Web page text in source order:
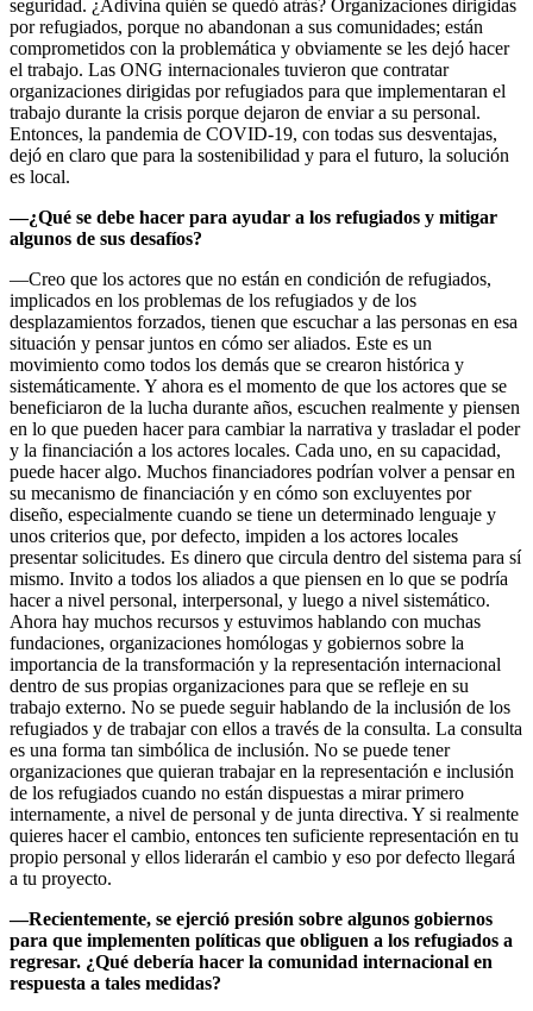
seguridad. ¿Adivina quién se quedó atrás? Organizaciones dirigidas
por refugiados, porque no abandonan a sus comunidades; están
comprometidos con la problemática y obviamente se les dejó hacer
el trabajo. Las ONG internacionales tuvieron que contratar
organizaciones dirigidas por refugiados para que implementaran el
trabajo durante la crisis porque dejaron de enviar a su personal.
Entonces, la pandemia de COVID-19, con todas sus desventajas,
dejó en claro que para la sostenibilidad y para el futuro, la solución
es local.
—¿Qué se debe hacer para ayudar a los refugiados y mitigar
algunos de sus desafíos?
—Creo que los actores que no están en condición de refugiados,
implicados en los problemas de los refugiados y de los
desplazamientos forzados, tienen que escuchar a las personas en esa
situación y pensar juntos en cómo ser aliados. Este es un
movimiento como todos los demás que se crearon histórica y
sistemáticamente. Y ahora es el momento de que los actores que se
beneficiaron de la lucha durante años, escuchen realmente y piensen
en lo que pueden hacer para cambiar la narrativa y trasladar el poder
y la financiación a los actores locales. Cada uno, en su capacidad,
puede hacer algo. Muchos financiadores podrían volver a pensar en
su mecanismo de financiación y en cómo son excluyentes por
diseño, especialmente cuando se tiene un determinado lenguaje y
unos criterios que, por defecto, impiden a los actores locales
presentar solicitudes. Es dinero que circula dentro del sistema para sí
mismo. Invito a todos los aliados a que piensen en lo que se podría
hacer a nivel personal, interpersonal, y luego a nivel sistemático.
Ahora hay muchos recursos y estuvimos hablando con muchas
fundaciones, organizaciones homólogas y gobiernos sobre la
importancia de la transformación y la representación internacional
dentro de sus propias organizaciones para que se refleje en su
trabajo externo. No se puede seguir hablando de la inclusión de los
refugiados y de trabajar con ellos a través de la consulta. La consulta
es una forma tan simbólica de inclusión. No se puede tener
organizaciones que quieran trabajar en la representación e inclusión
de los refugiados cuando no están dispuestas a mirar primero
internamente, a nivel de personal y de junta directiva. Y si realmente
quieres hacer el cambio, entonces ten suficiente representación en tu
propio personal y ellos liderarán el cambio y eso por defecto llegará
a tu proyecto.
—Recientemente, se ejerció presión sobre algunos gobiernos
para que implementen políticas que obliguen a los refugiados a
regresar. ¿Qué debería hacer la comunidad internacional en
respuesta a tales medidas?